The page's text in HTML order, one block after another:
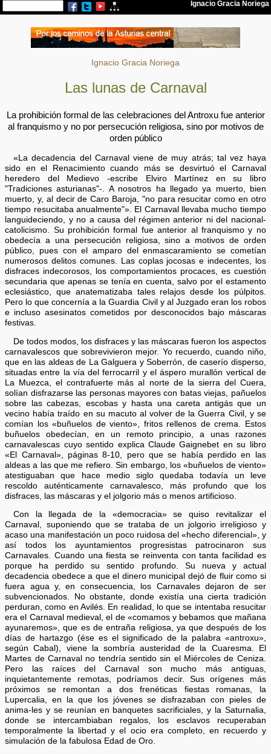
Ignacio Gracia Noriega
Las lunas de Carnaval
La prohibición formal de las celebraciones del Antroxu fue anterior
al franquismo y no por persecución religiosa, sino por motivos de
orden público
«La decadencia del Carnaval viene de muy atrás; tal vez haya
sido en el Renacimiento cuando más se desvirtuó el Carnaval
heredero del Medievo -escribe Elviro Martínez en su libro
"Tradiciones asturianas"-. A nosotros ha llegado ya muerto, bien
muerto, y, al decir de Caro Baroja, "no para resucitar como en otro
tiempo resucitaba anualmente"». El Carnaval llevaba mucho tiempo
languideciendo, y no a causa del régimen anterior ni del nacional-
catolicismo. Su prohibición formal fue anterior al franquismo y no
obedecía a una persecución religiosa, sino a motivos de orden
público, pues con el amparo del enmascaramiento se cometían
numerosos delitos comunes. Las coplas jocosas e indecentes, los
disfraces indecorosos, los comportamientos procaces, es cuestión
secundaria que apenas se tenía en cuenta, salvo por el estamento
eclesiástico, que anatematizaba tales relajos desde los púlpitos.
Pero lo que concernía a la Guardia Civil y al Juzgado eran los robos
e incluso asesinatos cometidos por desconocidos bajo máscaras
festivas.
De todos modos, los disfraces y las máscaras fueron los aspectos
carnavalescos que sobrevivieron mejor. Yo recuerdo, cuando niño,
que en las aldeas de La Galguera y Soberrón, de caserío disperso,
situadas entre la vía del ferrocarril y el áspero murallón vertical de
La Muezca, el contrafuerte más al norte de la sierra del Cuera,
solían disfrazarse las personas mayores con batas viejas, pañuelos
sobre las cabezas, escobas y hasta una careta antigás que un
vecino había traído en su macuto al volver de la Guerra Civil, y se
comían los «buñuelos de viento», fritos rellenos de crema. Estos
buñuelos obedecían, en un remoto principio, a unas razones
carnavalescas cuyo sentido explica Claude Gaignebet en su libro
«El Carnaval», páginas 8-10, pero que se había perdido en las
aldeas a las que me refiero. Sin embargo, los «buñuelos de viento»
atestiguaban que hace medio siglo quedaba todavía un leve
rescoldo auténticamente carnavalesco, más profundo que los
disfraces, las máscaras y el jolgorio más o menos artificioso.
Con la llegada de la «democracia» se quiso revitalizar el
Carnaval, suponiendo que se trataba de un jolgorio irreligioso y
acaso una manifestación un poco ruidosa del «hecho diferencial», y
así todos los ayuntamientos progresistas patrocinaron sus
Carnavales. Cuando una fiesta se reinventa con tanta facilidad es
porque ha perdido su sentido profundo. Su nueva y actual
decadencia obedece a que el dinero municipal dejó de fluir como si
fuera agua y, en consecuencia, los Carnavales dejaron de ser
subvencionados. No obstante, donde existía una cierta tradición
perduran, como en Avilés. En realidad, lo que se intentaba resucitar
era el Carnaval medieval, el de «comamos y bebamos que mañana
ayunaremos», que es de entraña religiosa, ya que después de los
días de hartazgo (ése es el significado de la palabra «antroxu»,
según Cabal), viene la sombría austeridad de la Cuaresma. El
Martes de Carnaval no tendría sentido sin el Miércoles de Ceniza.
Pero las raíces del Carnaval son mucho más antiguas,
inquietantemente remotas, podríamos decir. Sus orígenes más
próximos se remontan a dos frenéticas fiestas romanas, la
Lupercalia, en la que los jóvenes se disfrazaban con pieles de
anima-les y se reunían en banquetes sacrificiales, y la Saturnalia,
donde se intercambiaban regalos, los esclavos recuperaban
temporalmente la libertad y el ocio era completo, en recuerdo y
simulación de la fabulosa Edad de Oro.